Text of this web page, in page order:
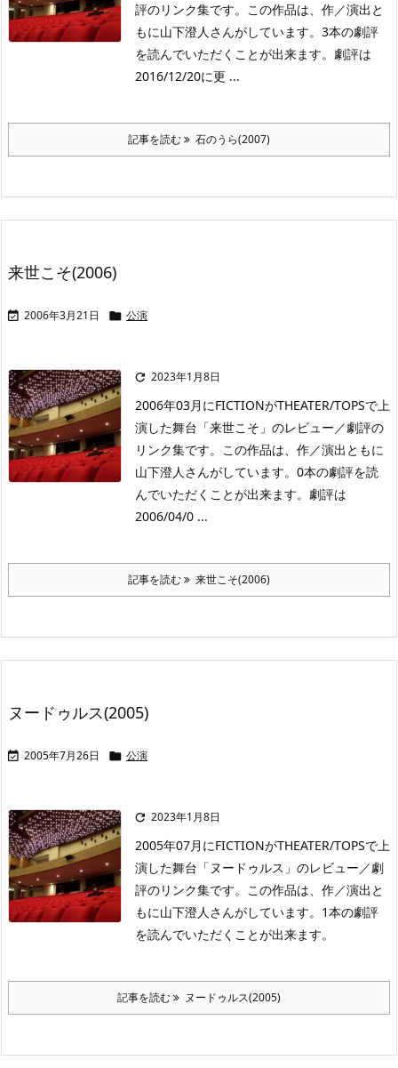
評のリンク集です。この作品は、作／演出と
もに山下澄人さんがしています。3本の劇評
を読んでいただくことが出来ます。劇評は
2016/12/20に更 ...
記事を読む 石のうら(2007)
来世こそ(2006)
 2006年3月21日  公演
 2023年1月8日
2006年03月にFICTIONがTHEATER/TOPSで上
演した舞台「来世こそ」のレビュー／劇評の
リンク集です。この作品は、作／演出ともに
山下澄人さんがしています。0本の劇評を読
んでいただくことが出来ます。劇評は
2006/04/0 ...
記事を読む 来世こそ(2006)
ヌードゥルス(2005)
 2005年7月26日  公演
 2023年1月8日
2005年07月にFICTIONがTHEATER/TOPSで上
演した舞台「ヌードゥルス」のレビュー／劇
評のリンク集です。この作品は、作／演出と
もに山下澄人さんがしています。1本の劇評
を読んでいただくことが出来ます。
記事を読む ヌードゥルス(2005)